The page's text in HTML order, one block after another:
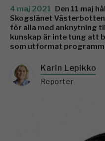
4 maj 2021 Den 11 maj
Skogslänet
för alla med anknytning
kunskap är inte tung att
som utformat
Karin Lepikko
Reporter